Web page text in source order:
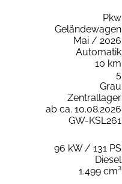
Pkw
Geländewagen
Mai / 2026
Automatik
10 km
5
Grau
Zentrallager
ab ca. 10.08.2026
GW-KSL261
96 kW / 131 PS
Diesel
1.499 cm³